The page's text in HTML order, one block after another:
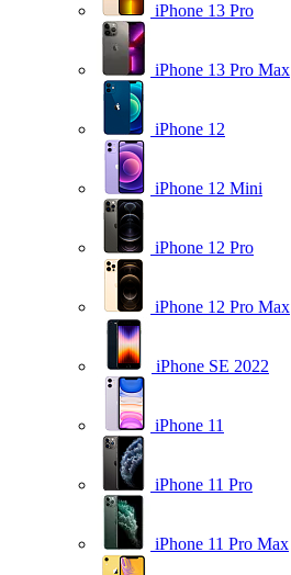
iPhone 13 Pro
iPhone 13 Pro Max
iPhone 12
iPhone 12 Mini
iPhone 12 Pro
iPhone 12 Pro Max
iPhone SE 2022
iPhone 11
iPhone 11 Pro
iPhone 11 Pro Max